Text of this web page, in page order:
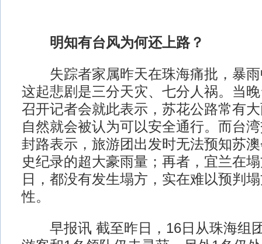
明知有台风为何还上路？
失踪者家属昨天在珠海痛批，暴雨
这起悲剧是三分天灾、七分人祸。当
召开记者会就此表示，苏花公路常有
自然就会被认为可以安全通行。而台
封路表示，旅游团出发时无法预知苏
史纪录的超大豪雨量；再者，宜兰在
日，都没有发生塌方，实在难以预判
性。
早报讯 截至昨日，16日从珠海组